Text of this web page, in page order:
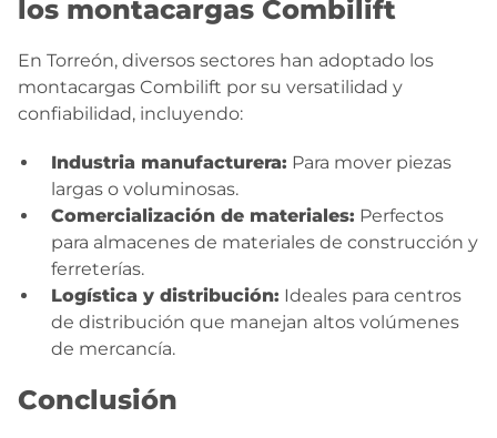
los montacargas Combilift
En Torreón, diversos sectores han adoptado los
montacargas Combilift por su versatilidad y
confiabilidad, incluyendo:
Industria manufacturera: Para mover piezas
largas o voluminosas.
Comercialización de materiales: Perfectos
para almacenes de materiales de construcción y
ferreterías.
Logística y distribución: Ideales para centros
de distribución que manejan altos volúmenes
de mercancía.
Conclusión